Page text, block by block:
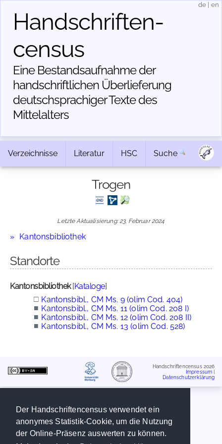
Der Handschriftencensus verwendet ein
anonymes Statistik-Cookie, um die Nutzung
der Online-Präsenz auswerten zu können.
Handschriften­
census
Eine Bestandsaufnahme der
handschriftlichen Über­lieferung
deutschsprachiger Texte des
Mittelalters
de en
Verzeichnisse Literatur HSC Suche
Trogen
Letzte Aktualisierung: 23. Februar 2024
Kantonsbibliothek
Standorte
Kantonsbibliothek[Kataloge]
□ Kantonsbibl., CM Ms. 9 (olim Cod. 404)
■ Kantonsbibl., CM Ms. 11 (olim Cod. 208 I)
■ Kantonsbibl., CM Ms. 12 (olim Cod. 208 II)
■ Kantonsbibl., CM Ms. 13 (olim Cod. 528)
Handschriftencensus 2026
Impressum
Datenschutzerklärung